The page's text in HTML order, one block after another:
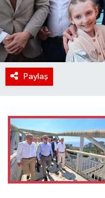
Paylaş